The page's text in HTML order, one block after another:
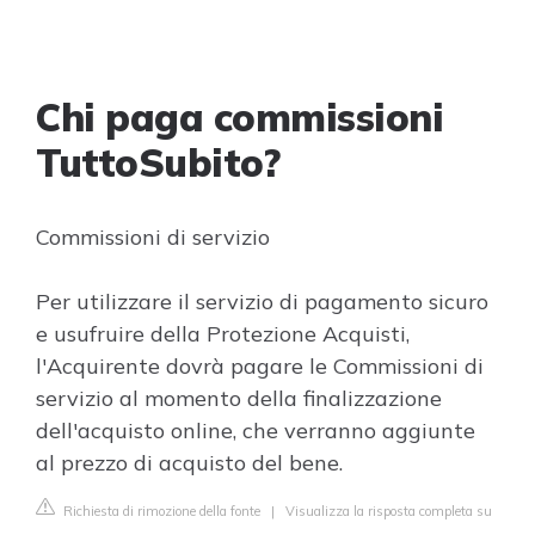
Chi paga commissioni
TuttoSubito?
Commissioni di servizio
Per utilizzare il servizio di pagamento sicuro
e usufruire della Protezione Acquisti,
l'Acquirente dovrà pagare le Commissioni di
servizio al momento della finalizzazione
dell'acquisto online, che verranno aggiunte
al prezzo di acquisto del bene.
Richiesta di rimozione della fonte | Visualizza la risposta completa su